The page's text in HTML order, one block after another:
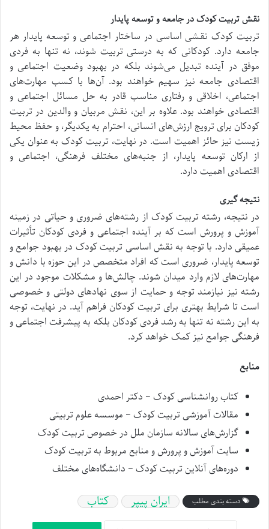
نقش تربیت کودک در جامعه و توسعه پایدار
تربیت کودک نقشی اساسی در ساختار اجتماعی و توسعه پایدار هر
جامعه دارد. کودکانی که به درستی تربیت شوند، نه تنها به فردی
موفق در آینده تبدیل می‌شوند بلکه در بهبود وضعیت اجتماعی و
اقتصادی جامعه نیز سهیم خواهند بود. آن‌ها با کسب مهارت‌های
اجتماعی، اخلاقی و رفتاری مناسب قادر به حل مسائل اجتماعی و
اقتصادی خواهند بود. علاوه بر این، نقش مربیان و والدین در تربیت
کودکان برای ترویج ارزش‌های انسانی، احترام به یکدیگر، و حفظ محیط
زیست نیز حائز اهمیت است. در نهایت، تربیت کودک به عنوان یکی
از ارکان توسعه پایدار، از جنبه‌های مختلف فرهنگی، اجتماعی و
اقتصادی اهمیت دارد.
نتیجه گیری
در نتیجه، رشته تربیت کودک از رشته‌های ضروری و حیاتی در زمینه
آموزش و پرورش است که بر آینده اجتماعی و فردی کودکان تأثیرات
عمیقی دارد. با توجه به نقش اساسی تربیت کودک در بهبود جوامع و
توسعه پایدار، ضروری است که افراد متخصص در این حوزه با دانش و
مهارت‌های لازم وارد میدان شوند. چالش‌ها و مشکلات موجود در این
رشته نیز نیازمند توجه و حمایت از سوی نهادهای دولتی و خصوصی
است تا شرایط بهتری برای تربیت کودکان فراهم آید. در نهایت، توجه
به این رشته نه تنها به رشد فردی کودکان بلکه به پیشرفت اجتماعی و
فرهنگی جوامع نیز کمک خواهد کرد.
منابع
کتاب روانشناسی کودک – دکتر احمدی
مقالات آموزشی تربیت کودک – موسسه علوم تربیتی
گزارش‌های سالانه سازمان ملل در خصوص تربیت کودک
سایت آموزش و پرورش و منابع مربوط به تربیت کودک
دوره‌های آنلاین تربیت کودک – دانشگاه‌های مختلف
دسته بندی مطلب ایران پیپر کتاب